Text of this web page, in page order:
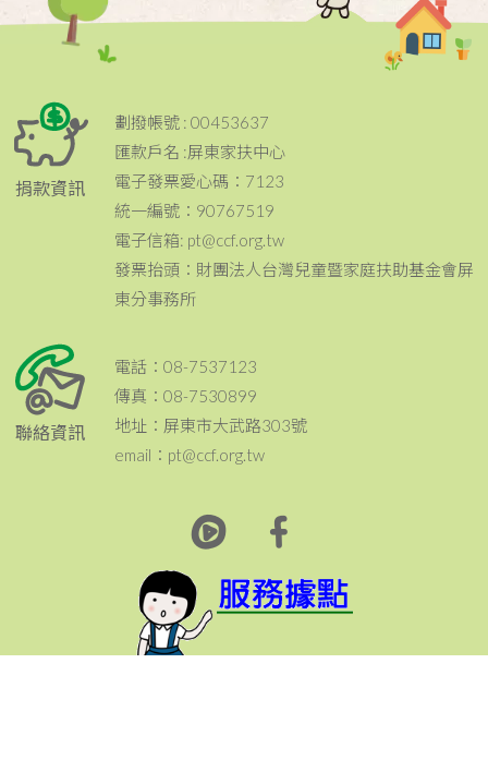
捐款資訊
劃撥帳號 : 00453637
匯款戶名 :屏東家扶中心
電子發票愛心碼：7123
統一編號：90767519
電子信箱: pt@ccf.org.tw
發票抬頭：財團法人台灣兒童暨家庭扶助基金會屏
東分事務所
聯絡資訊
電話：08-7537123
傳真：08-7530899
地址：屏東市大武路303號
email：pt@ccf.org.tw